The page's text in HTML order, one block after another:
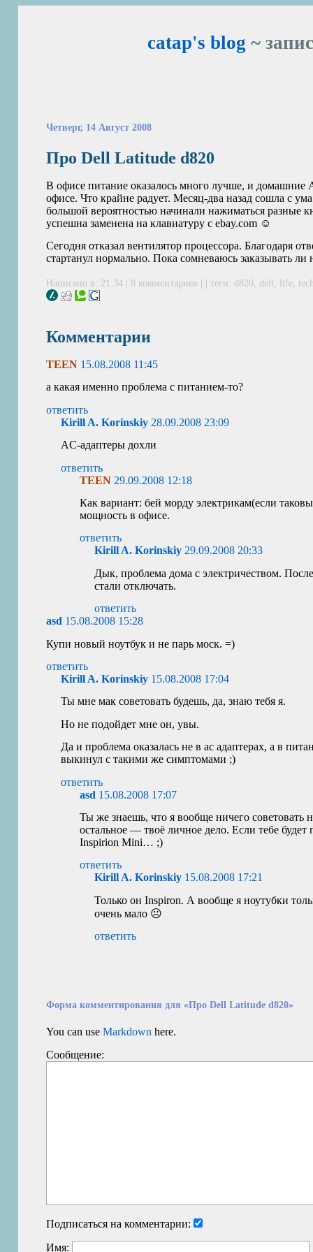
catap's blog ~
Четверг, 14 Август 2008
Про Dell Latitude d820
В офисе питание оказалось много лучше, и домашние
офисе. Что крайне радует. Месяц-два назад сошла с
большой вероятностью начинали нажиматься разные
успешна заменена на клавиатуру с ebay.com ☺
Сегодня отказал вентилятор процессора. Благодаря
стартанул нормально. Пока сомневаюсь заказывать
Написано в: 21:34 | 8 комментариев | | теги: d820 dell life
Комментарии
TEEN 15.08.2008 11:45
а какая именно проблема с питанием-то?
ответить
Kirill A. Korinskiy 28.09.2008 23:09
AC-адаптеры дохли
ответить
TEEN 29.09.2008 12:18
Как вариант: бей морду электрикам(если
мощность в офисе.
ответить
Kirill A. Korinskiy 29.09.2008 20:33
Дык, проблема дома с электричеством.
стали отключать.
ответить
asd 15.08.2008 15:28
Купи новый ноутбук и не парь моск. =)
ответить
Kirill A. Korinskiy 15.08.2008 17:04
Ты мне мак советовать будешь, да, знаю тебя я.
Но не подойдет мне он, увы.
Да и проблема оказалась не в ac адаптерах, а в
выкинул с такими же симптомами ;)
ответить
asd 15.08.2008 17:07
Ты же знаешь, что я вообще ничего советовать
остальное — твоё личное дело. Если тебе будет
Inspirion Mini… ;)
ответить
Kirill A. Korinskiy 15.08.2008 17:21
Только он Inspiron. А вообще я ноутубки
очень мало ☹
ответить
Форма комментирования для «Про Dell Latitude d820»
You can useMarkdown here.
Сообщение:
Подписаться на комментарии:
Имя: